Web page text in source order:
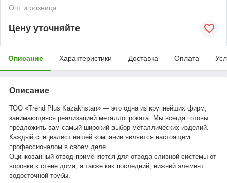
Опт и розница
Цену уточняйте
Описание Характеристики Доставка Оплата
Описание
ТОО «Trend Plus Kazakhstan» — это одна из крупнейших фирм,
занимающаяся реализацией металлопроката. Мы всегда готовы
предложить вам самый широкий выбор металлических изделий.
Каждый специалист нашей компании является настоящим
профессионалом в своем деле.
Оцинкованный отвод применяется для отвода сливной системы от
воронки к стене дома, а также как последний, нижний элемент
водосточной трубы.